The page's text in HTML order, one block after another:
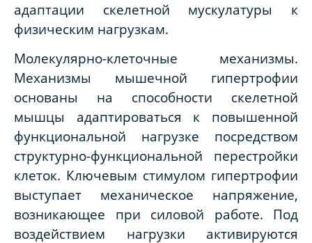
адаптации скелетной мускулатуры к
физическим нагрузкам.
Молекулярно-клеточные механизмы.
Механизмы мышечной гипертрофии
основаны на способности скелетной
мышцы адаптироваться к повышенной
функциональной нагрузке посредством
структурно-функциональной перестройки
клеток. Ключевым стимулом гипертрофии
выступает механическое напряжение,
возникающее при силовой работе. Под
воздействием нагрузки активируются